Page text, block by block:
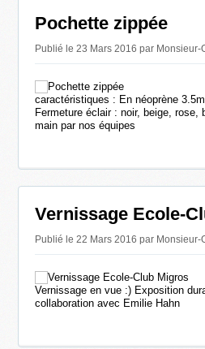
Pochette zippée
Publié le 23 Mars 2016 par Monsieur-
caractéristiques : En néoprène
Fermeture éclair : noir, beige,
main par nos équipes
Vernissage Ecole-
Publié le 22 Mars 2016 par Monsieur-
Vernissage en vue :) Exposition
collaboration avec Emilie Hahn